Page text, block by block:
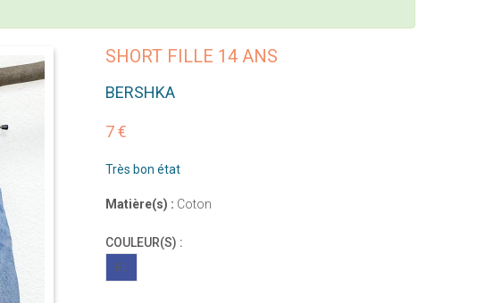
SHORT FILLE 14 ANS
BERSHKA
7 €
Très bon état
Matière(s) : Coton
COULEUR(S) :
BL